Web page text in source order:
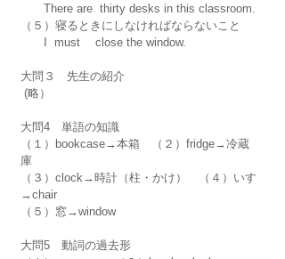
There are  thirty desks in this classroom.
（５）寝るときにしなければならないこと
I  must 　close the window.
大問３　先生の紹介
(略）
大問4　単語の知識
（１）bookcase→本箱　（２）fridge→冷蔵
庫
（３）clock→時計（柱・かけ）　（４）いす
→chair
（５）窓→window
大問5　動詞の過去形